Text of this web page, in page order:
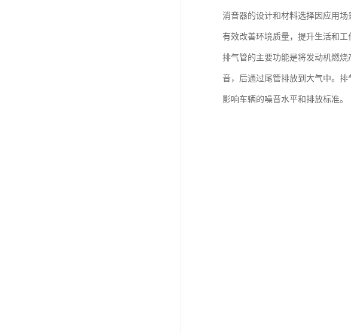
消音器的设计和材料选择因应用
有效改善环境质量，提升生活和工
排气管的主要功能是将发动机燃
音，后通过尾管排放到大气中。
影响车辆的噪音水平和排放标准。